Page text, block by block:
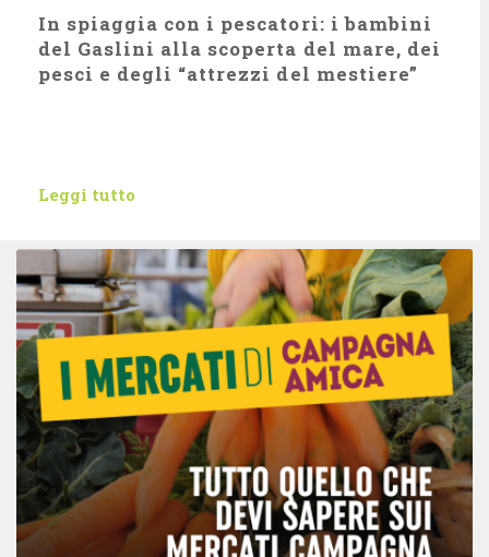
In spiaggia con i pescatori: i bambini
del Gaslini alla scoperta del mare, dei
pesci e degli “attrezzi del mestiere”
Leggi tutto